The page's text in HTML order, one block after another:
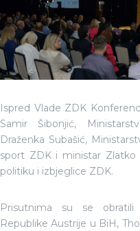
Ispred Vlade ZDK
Samir Šibonjić,
Draženka Subašić,
sport ZDK i ministar Zlatko
politiku i izbjeglice ZDK.
Prisutnima su se obratili
Republike Austrije u BiH,